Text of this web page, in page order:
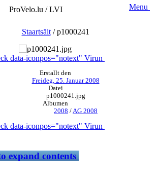
ProVelo.lu / LVI Menu
Staartsäit/p1000241
data-iconpos="notext" Virun
Erstallt den
Freideg, 25. Januar 2008
Datei
p1000241.jpg
Albumen
2008 / AG 2008
data-iconpos="notext" Virun
expand contents